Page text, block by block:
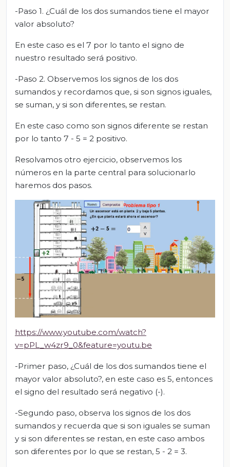
-Paso 1. ¿Cuál de los dos sumandos tiene el mayor
valor absoluto?
En este caso es el 7 por lo tanto el signo de
nuestro resultado será positivo.
-Paso 2. Observemos los signos de los dos
sumandos y recordamos que, si son signos iguales,
se suman, y si son diferentes, se restan.
En este caso como son signos diferente se restan
por lo tanto 7 - 5 = 2 positivo.
Resolvamos otro ejercicio, observemos los
números en la parte central para solucionarlo
haremos dos pasos.
https://www.youtube.com/watch?
v=pPL_w4zr9_0&feature=youtu.be
-Primer paso, ¿Cuál de los dos sumandos tiene el
mayor valor absoluto?, en este caso es 5, entonces
el signo del resultado será negativo (-).
-Segundo paso, observa los signos de los dos
sumandos y recuerda que si son iguales se suman
y si son diferentes se restan, en este caso ambos
son diferentes por lo que se restan, 5 - 2 = 3.